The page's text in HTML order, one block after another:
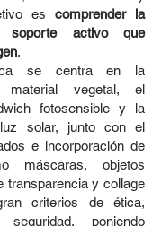
es comprender la
activo que
.
se centra en la
material vegetal, el
fotosensible y la
solar, junto con el
e incorporación de
máscaras, objetos
transparencia y collage
criterios de ética,
poniendo